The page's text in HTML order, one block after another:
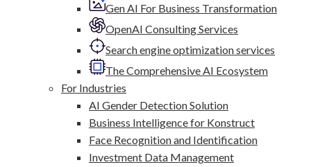
Gen AI For Business Transformation
OpenAI Consulting Services
Search engine optimization services
The Comprehensive AI Ecosystem
For Industries
AI Gender Detection Solution
Business Intelligence for Konstruct
Face Recognition and Identification
Investment Data Management